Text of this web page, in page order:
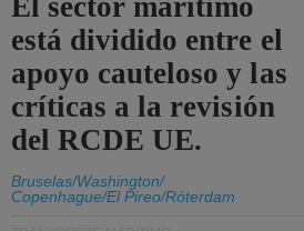
El sector marítimo
está dividido entre el
apoyo cauteloso y las
críticas a la revisión
del RCDE UE.
Bruselas/Washington/
Copenhague/El Pireo/Róterdam